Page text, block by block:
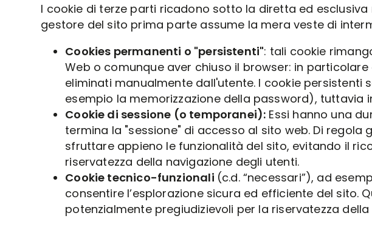
I cookie di terze parti ricadono sotto la diretta ed
gestore del sito prima parte assume la mera veste di
Cookies permanenti o "persistenti": tali cookie
Web o comunque aver chiuso il browser: in
eliminati manualmente dall'utente. I cookie persistenti
esempio la memorizzazione della password), tuttavia
Cookie di sessione (o temporanei): Essi hanno una
termina la "sessione" di accesso al sito web. Di
sfruttare appieno le funzionalità del sito, evitando il
riservatezza della navigazione degli utenti.
Cookie tecnico-funzionali (c.d. “necessari”), ad
consentire l’esplorazione sicura ed efficiente del
potenzialmente pregiudizievoli per la riservatezza